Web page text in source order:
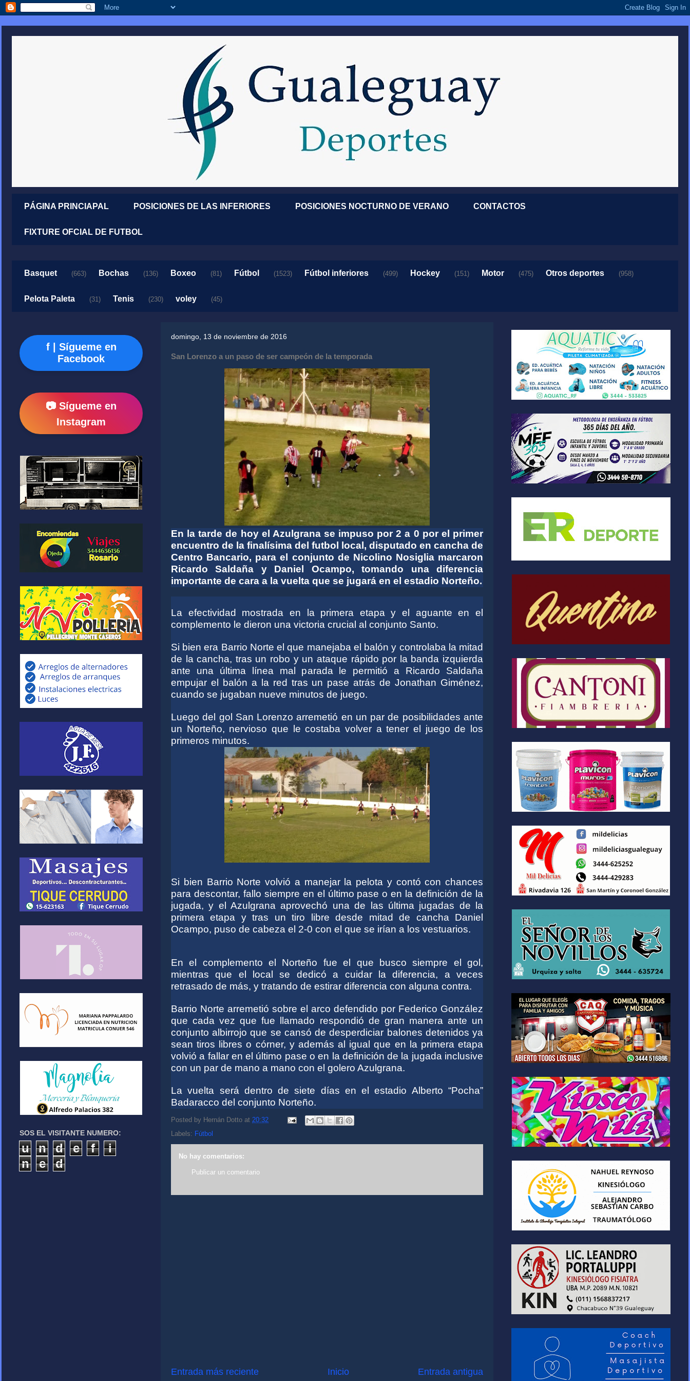
PÁGINA PRINCIAPAL POSICIONES DE LAS INFERIORES POSICIONES NOCTURNO DE VERANO CONTACTOS
FIXTURE OFCIAL DE FUTBOL
Basquet (663) Bochas (136) Boxeo (81) Fútbol (1523) Fútbol inferiores (499) Hockey (151) Motor (475) Otros deportes (958)
Pelota Paleta (31) Tenis (230) voley (45)
domingo, 13 de noviembre de 2016
San Lorenzo a un paso de ser campeón de la temporada
En la tarde de hoy el Azulgrana se impuso por 2 a 0 por el primer
encuentro de la finalísima del futbol local, disputado en cancha de
Centro Bancario, para el conjunto de Nicolino Nosiglia marcaron
Ricardo Saldaña y Daniel Ocampo, tomando una diferencia
importante de cara a la vuelta que se jugará en el estadio Norteño.
La efectividad mostrada en la primera etapa y el aguante en el
complemento le dieron una victoria crucial al conjunto Santo.
Si bien era Barrio Norte el que manejaba el balón y controlaba la mitad
de la cancha, tras un robo y un ataque rápido por la banda izquierda
ante una última línea mal parada le permitió a Ricardo Saldaña
empujar el balón a la red tras un pase atrás de Jonathan Giménez,
cuando se jugaban nueve minutos de juego.
Luego del gol San Lorenzo arremetió en un par de posibilidades ante
un Norteño, nervioso que le costaba volver a tener el juego de los
primeros minutos.
Si bien Barrio Norte volvió a manejar la pelota y contó con chances
para descontar, fallo siempre en el último pase o en la definición de la
jugada, y el Azulgrana aprovechó una de las última jugadas de la
primera etapa y tras un tiro libre desde mitad de cancha Daniel
Ocampo, puso de cabeza el 2-0 con el que se irían a los vestuarios.
En el complemento el Norteño fue el que busco siempre el gol,
mientras que el local se dedicó a cuidar la diferencia, a veces
retrasado de más, y tratando de estirar diferencia con alguna contra.
Barrio Norte arremetió sobre el arco defendido por Federico González
que cada vez que fue llamado respondió de gran manera ante un
conjunto albirrojo que se cansó de desperdiciar balones detenidos ya
sean tiros libres o córner, y además al igual que en la primera etapa
volvió a fallar en el último pase o en la definición de la jugada inclusive
con un par de mano a mano con el golero Azulgrana.
La vuelta será dentro de siete días en el estadio Alberto “Pocha”
Badaracco del conjunto Norteño.
Posted by Hernán Dotto at 20:32
Labels: Fútbol
No hay comentarios:
Publicar un comentario
Entrada más reciente Entrada antigua
Inicio
f | Sígueme en
Facebook
📷 Sígueme en
Instagram
SOS EL VISITANTE NUMERO:
u n d e f
i
n
e d